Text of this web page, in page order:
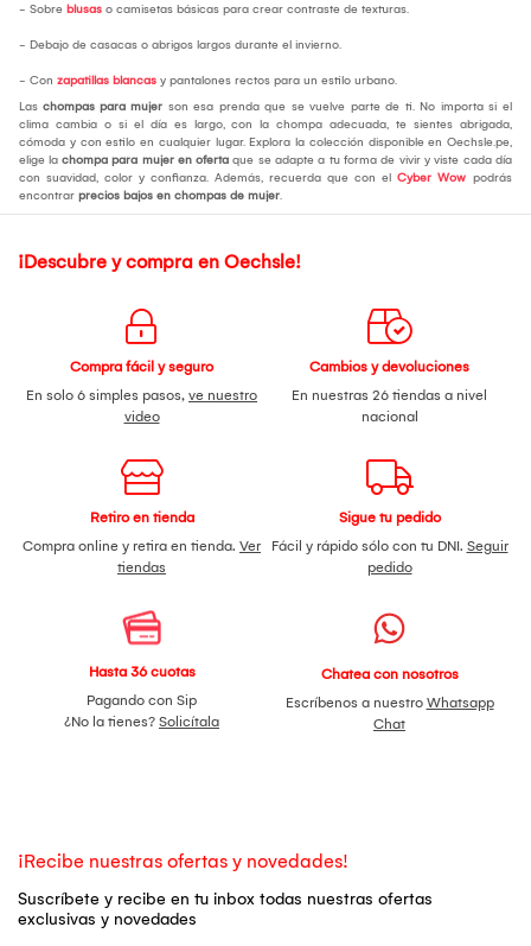
- Sobre blusas o camisetas básicas para crear contraste de texturas.
- Debajo de casacas o abrigos largos durante el invierno.
- Con zapatillas blancas y pantalones rectos para un estilo urbano.
Las chompas para mujer son esa prenda que se vuelve parte de ti. No importa si el
clima cambia o si el día es largo, con la chompa adecuada, te sientes abrigada,
cómoda y con estilo en cualquier lugar. Explora la colección disponible en Oechsle.pe,
elige la chompa para mujer en oferta que se adapte a tu forma de vivir y viste cada día
con suavidad, color y confianza. Además, recuerda que con el Cyber Wow podrás
encontrar precios bajos en chompas de mujer.
¡Descubre y compra en Oechsle!
Compra fácil y seguro
En solo 6 simples pasos, ve nuestro
video
Cambios y devoluciones
En nuestras 26 tiendas a nivel
nacional
Retiro en tienda
Compra online y retira en tienda. Ver
tiendas
Sigue tu pedido
Fácil y rápido sólo con tu DNI. Seguir
pedido
Hasta 36 cuotas
Pagando con Sip
¿No la tienes? Solicítala
Chatea con nosotros
Escríbenos a nuestro Whatsapp
Chat
¡Recibe nuestras ofertas y novedades!
Suscríbete y recibe en tu inbox todas nuestras ofertas
exclusivas y novedades